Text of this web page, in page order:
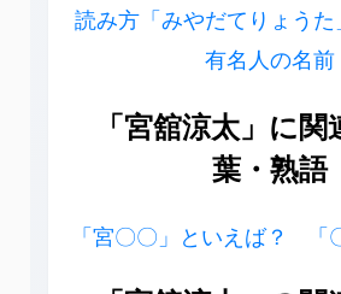
読み方「みやだてりょう
有名人の名前
「宮舘涼太」に
葉・熟語
「宮〇〇」といえば？